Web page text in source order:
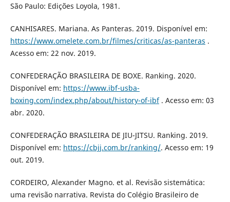
São Paulo: Edições Loyola, 1981.
CANHISARES. Mariana. As Panteras. 2019. Disponível em:
https://www.omelete.com.br/filmes/criticas/as-panteras .
Acesso em: 22 nov. 2019.
CONFEDERAÇÃO BRASILEIRA DE BOXE. Ranking. 2020.
Disponível em: https://www.ibf-usba-
boxing.com/index.php/about/history-of-ibf. Acesso em: 03
abr. 2020.
CONFEDERAÇÃO BRASILEIRA DE JIU-JITSU. Ranking. 2019.
Disponível em: https://cbjj.com.br/ranking/. Acesso em: 19
out. 2019.
CORDEIRO, Alexander Magno. et al. Revisão sistemática:
uma revisão narrativa. Revista do Colégio Brasileiro de